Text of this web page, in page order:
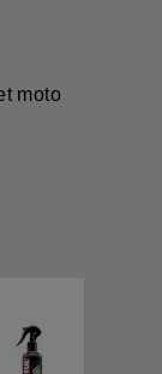
moto